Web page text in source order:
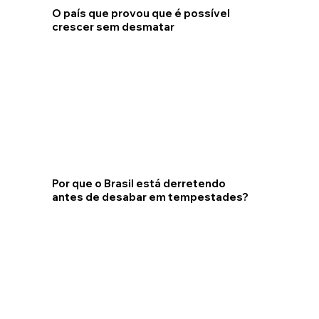
O país que provou que é possível
crescer sem desmatar
Por que o Brasil está derretendo
antes de desabar em tempestades?